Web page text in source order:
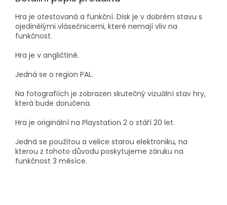
Hra je otestovaná a funkční. Disk je v dobrém stavu s
ojedinělými vlásečnicemi, které nemají vliv na
funkčnost.
Hra je v angličtině.
Jedná se o region PAL.
Na fotografiích je zobrazen skutečný vizuální stav hry,
která bude doručena.
Hra je originální na Playstation 2 o stáří 20 let.
Jedná se použitou a velice starou elektroniku, na
kterou z tohoto důvodu poskytujeme záruku na
funkčnost 3 měsíce.